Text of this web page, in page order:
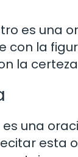
es una
con la
la
es una
esta